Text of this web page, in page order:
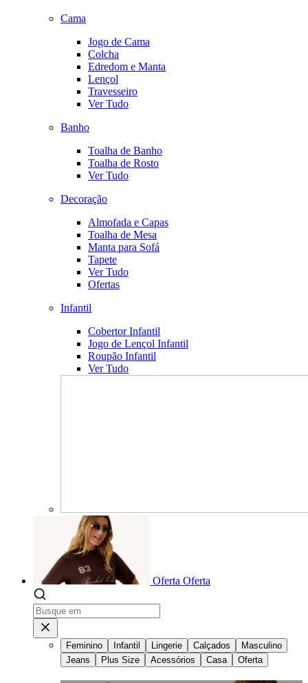
Cama
Jogo de Cama
Colcha
Edredom e Manta
Lençol
Travesseiro
Ver Tudo
Banho
Toalha de Banho
Toalha de Rosto
Ver Tudo
Decoração
Almofada e Capas
Toalha de Mesa
Manta para Sofá
Tapete
Ver Tudo
Ofertas
Infantil
Cobertor Infantil
Jogo de Lençol Infantil
Roupão Infantil
Ver Tudo
Oferta Oferta
Feminino Infantil Lingerie Calçados
Masculino
Jeans
Plus Size Acessórios Casa Oferta